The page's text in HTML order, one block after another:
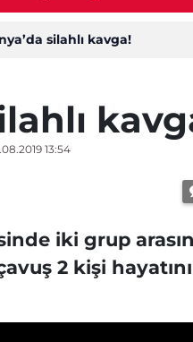
silahlı kavga!
13:54
iki grup
2 kişi